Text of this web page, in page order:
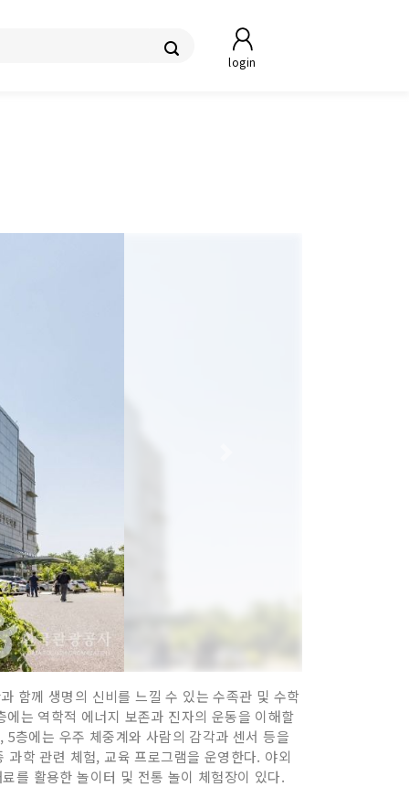
login
함께 생명의 신비를 느낄 수 있는 수족관 및 수학
는 역학적 에너지 보존과 진자의 운동을 이해할
층에는 우주 체중계와 사람의 감각과 센서 등을
학 관련 체험, 교육 프로그램을 운영한다. 야외
를 활용한 놀이터 및 전통 놀이 체험장이 있다.